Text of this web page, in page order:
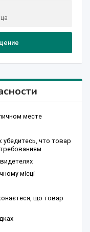
месте
убедитесь, что товар
місці
що товар